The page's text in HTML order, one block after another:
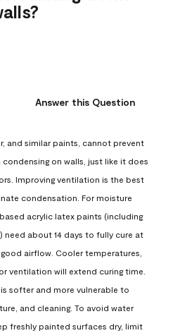
Answer this Question
and similar paints, cannot prevent
on walls, just like it does
Improving ventilation is the best
condensation. For moisture
acrylic latex paints (including
need about 14 days to fully cure at
good airflow. Cooler temperatures,
ventilation will extend curing time.
softer and more vulnerable to
and cleaning. To avoid water
freshly painted surfaces dry, limit